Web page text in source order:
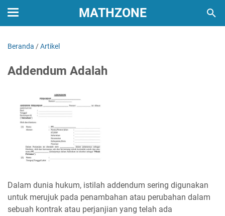
MATHZONE
Beranda /Artikel
Addendum Adalah
Dalam dunia hukum, istilah addendum sering digunakan
untuk merujuk pada penambahan atau perubahan dalam
sebuah kontrak atau perjanjian yang telah ada